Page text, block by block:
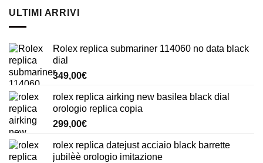
ULTIMI ARRIVI
Rolex replica submariner 114060 no data black
dial
349,00€
rolex replica airking new basilea black dial
orologio replica copia
299,00€
rolex replica datejust acciaio black barrette
jubilèè orologio imitazione